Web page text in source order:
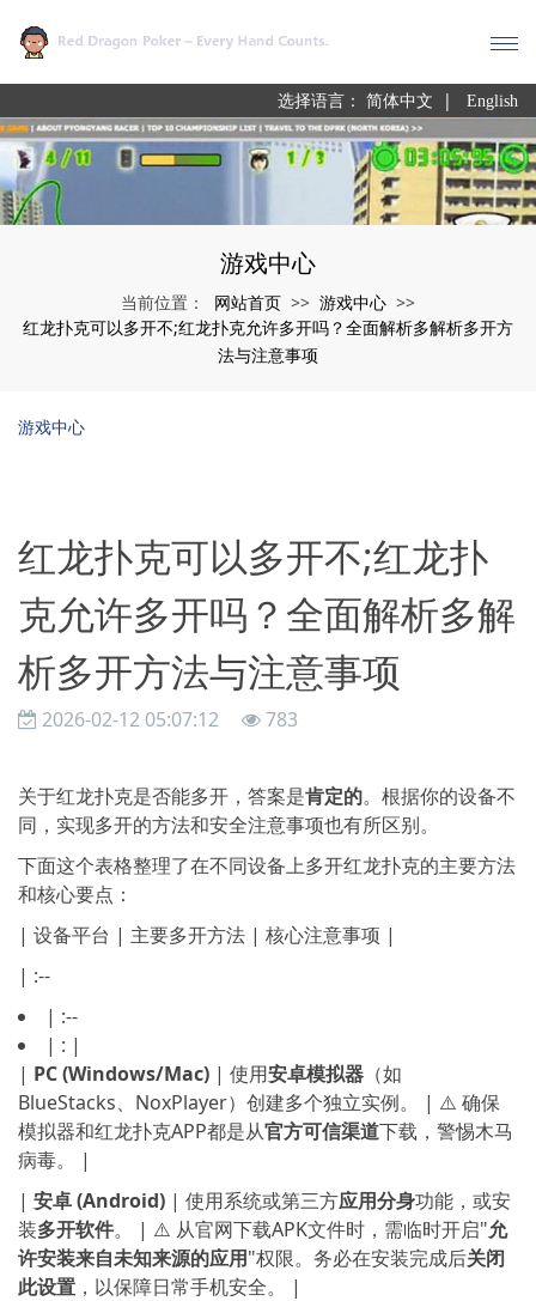
选择语言： 简体中文 | English
游戏中心
当前位置： 网站首页 >> 游戏中心 >>
红龙扑克可以多开不;红龙扑克允许多开吗？全面解析多解析多开方
法与注意事项
游戏中心
红龙扑克可以多开不;红龙扑
克允许多开吗？全面解析多解
析多开方法与注意事项
2026-02-12 05:07:12 783
关于红龙扑克是否能多开，答案是肯定的。根据你的设备不
同，实现多开的方法和安全注意事项也有所区别。
下面这个表格整理了在不同设备上多开红龙扑克的主要方法
和核心要点：
| 设备平台 | 主要多开方法 | 核心注意事项 |
| :--
| :--
| : |
| PC (Windows/Mac) | 使用安卓模拟器 （如
BlueStacks、NoxPlayer）创建多个独立实例。 | ⚠️ 确保
模拟器和红龙扑克APP都是从官方可信渠道下载，警惕木马
病毒。 |
| 安卓 (Android) | 使用系统或第三方应用分身功能，或安
装多开软件。 | ⚠️ 从官网下载APK文件时，需临时开启"允
许安装来自未知来源的应用"权限。务必在安装完成后关闭
此设置 ，以保障日常手机安全。 |